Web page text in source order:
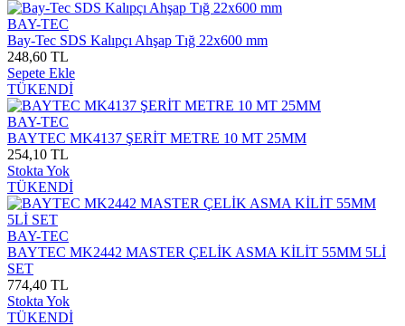
BAY-TEC
Bay-Tec SDS Kalıpçı Ahşap Tığ 22x600 mm
248,60 TL
Sepete Ekle
TÜKENDİ
BAY-TEC
BAYTEC MK4137 ŞERİT METRE 10 MT 25MM
254,10 TL
Stokta Yok
TÜKENDİ
BAY-TEC
BAYTEC MK2442 MASTER ÇELİK ASMA KİLİT 55MM 5Lİ
SET
774,40 TL
Stokta Yok
TÜKENDİ